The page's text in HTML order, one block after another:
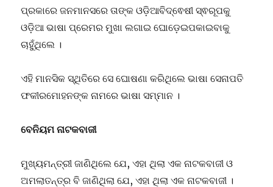
ପ୍ରକାରେ ଜନମାନସରେ ତାଙ୍କ ଓଡ଼ିଆବିଦ୍ଵେଷୀ ସ୍ଵରୂପକୁ
ଓଡ଼ିଆ ଭାଷା ପ୍ରେମର ମୁଖା ଲଗାଇ ଘୋଡ଼େଇପକାଇବାକୁ
ଚାହୁଁଥିଲେ ।
ଏହି ମାନସିକ ସ୍ଥିତିରେ ସେ ଘୋଷଣା କରିଥିଲେ ଭାଷା ସେନାପତି
ଫକୀରମୋହନଙ୍କ ନାମରେ ଭାଷା ସମ୍ମାନ ।
ବେନିୟମ ନାଟକବାଜୀ
ମୁଖ୍ୟମନ୍ତ୍ରୀ ଜାଣିଥିଲେ ଯେ, ଏହା ଥିଲା ଏକ ନାଟକବାଜୀ ଓ
ଅମଲାତନ୍ତ୍ର ବି ଜାଣିଥିଲା ଯେ, ଏହା ଥିଲା ଏକ ନାଟକବାଜୀ ।